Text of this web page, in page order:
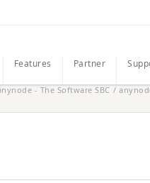
Features Partner
- The Software SBC /